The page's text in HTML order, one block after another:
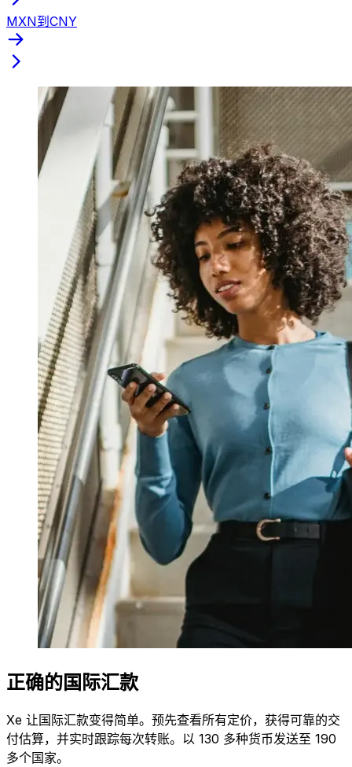
MXN到CNY
正确的国际汇款
Xe 让国际汇款变得简单。预先查看所有定价，获得可靠的交
付估算，并实时跟踪每次转账。以 130 多种货币发送至 190
多个国家。